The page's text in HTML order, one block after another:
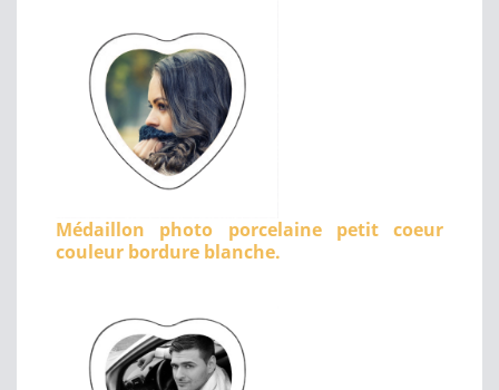
Médaillon photo porcelaine petit coeur
couleur bordure blanche.